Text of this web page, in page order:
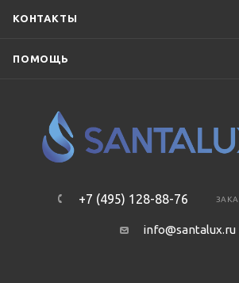
КОНТАКТЫ
ПОМОЩЬ
+7 (495) 128-88-76
info@santalux.ru